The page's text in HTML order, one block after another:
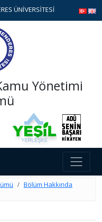
ÜNİVERSİTESİ
Yönetimi
Bölüm Hakkında